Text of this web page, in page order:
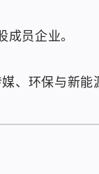
员企业。
、环保与新